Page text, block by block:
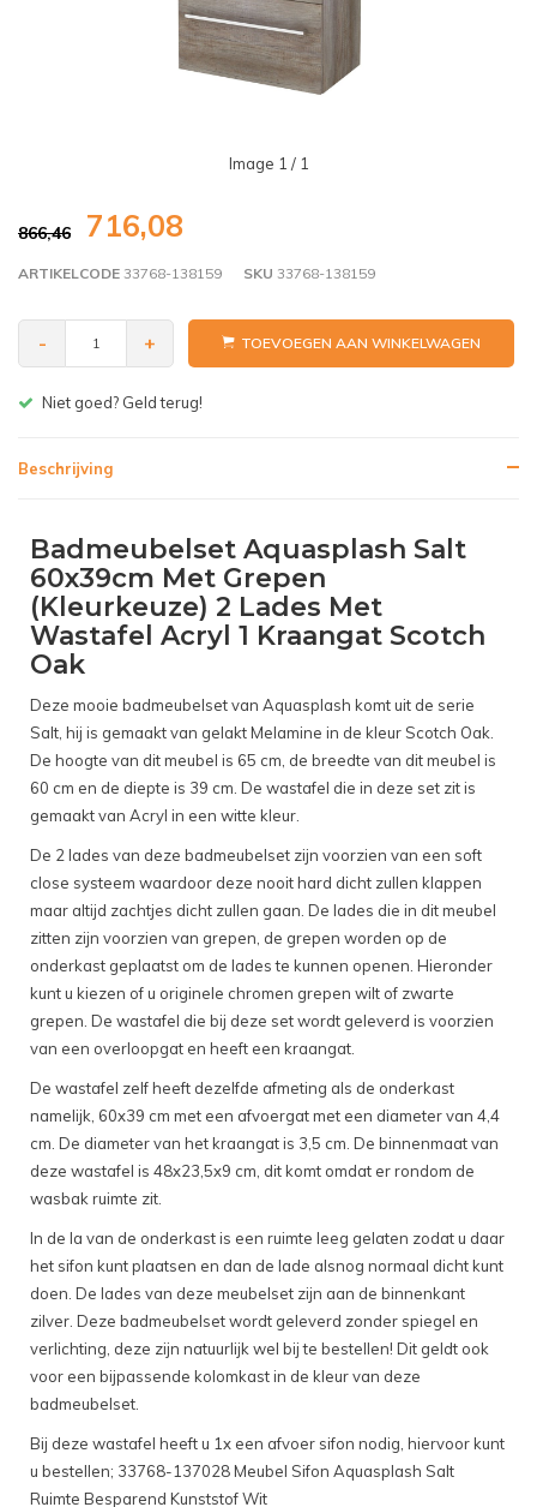
Image 1 / 1
866,46 716,08
ARTIKELCODE 33768-138159 SKU 33768-138159
- + TOEVOEGEN AAN WINKELWAGEN
Gratis bezorgen v.a. € 150,- (NL)
Beschrijving
Badmeubelset Aquasplash Salt
60x39cm Met Grepen
(Kleurkeuze) 2 Lades Met
Wastafel Acryl 1 Kraangat Scotch
Oak
Deze mooie badmeubelset van Aquasplash komt uit de serie
Salt, hij is gemaakt van gelakt Melamine in de kleur Scotch Oak.
De hoogte van dit meubel is 65 cm, de breedte van dit meubel is
60 cm en de diepte is 39 cm. De wastafel die in deze set zit is
gemaakt van Acryl in een witte kleur.
De 2 lades van deze badmeubelset zijn voorzien van een soft
close systeem waardoor deze nooit hard dicht zullen klappen
maar altijd zachtjes dicht zullen gaan. De lades die in dit meubel
zitten zijn voorzien van grepen, de grepen worden op de
onderkast geplaatst om de lades te kunnen openen. Hieronder
kunt u kiezen of u originele chromen grepen wilt of zwarte
grepen. De wastafel die bij deze set wordt geleverd is voorzien
van een overloopgat en heeft een kraangat.
De wastafel zelf heeft dezelfde afmeting als de onderkast
namelijk, 60x39 cm met een afvoergat met een diameter van 4,4
cm. De diameter van het kraangat is 3,5 cm. De binnenmaat van
deze wastafel is 48x23,5x9 cm, dit komt omdat er rondom de
wasbak ruimte zit.
In de la van de onderkast is een ruimte leeg gelaten zodat u daar
het sifon kunt plaatsen en dan de lade alsnog normaal dicht kunt
doen. De lades van deze meubelset zijn aan de binnenkant
zilver. Deze badmeubelset wordt geleverd zonder spiegel en
verlichting, deze zijn natuurlijk wel bij te bestellen! Dit geldt ook
voor een bijpassende kolomkast in de kleur van deze
badmeubelset.
Bij deze wastafel heeft u 1x een afvoer sifon nodig, hiervoor kunt
u bestellen; 33768-137028 Meubel Sifon Aquasplash Salt
Ruimte Besparend Kunststof Wit